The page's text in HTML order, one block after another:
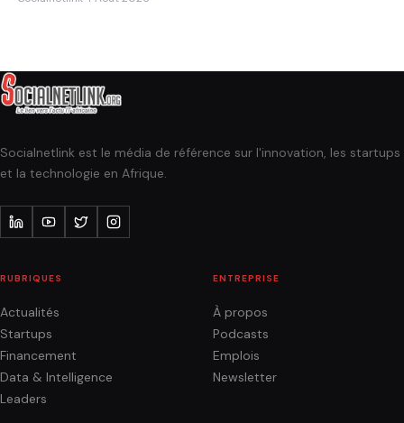
Socialnetlink est le média de référence sur l'innovation, les startups
et la technologie en Afrique.
RUBRIQUES
Actualités
Startups
Financement
Data & Intelligence
Leaders
ENTREPRISE
À propos
Podcasts
Emplois
Newsletter